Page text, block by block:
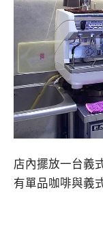
店內擺放一台義
有單品咖啡與義